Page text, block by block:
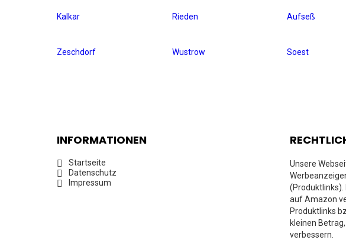
Kalkar Rieden Aufseß
Zeschdorf Wustrow Soest
INFORMATIONEN
Startseite
Datenschutz
Impressum
Unsere
(Produktlinks).
auf Amazon
Produktlinks
kleinen
verbessern.